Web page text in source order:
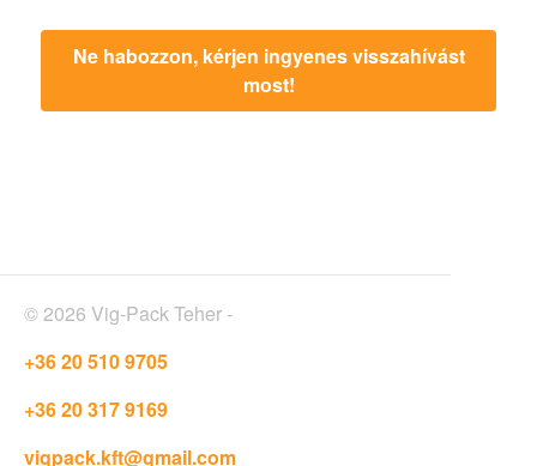
Ne habozzon, kérjen ingyenes visszahívást
most!
© 2026 Vig-Pack Teher -
+36 20 510 9705
+36 20 317 9169
vigpack.kft@gmail.com